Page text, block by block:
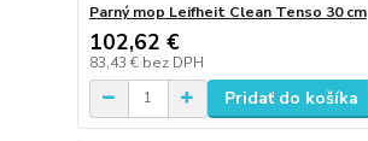
Parný mop Leifheit Clean Tenso 30 cm
102,62 €
83,43 € bez DPH
Pridať do košíka